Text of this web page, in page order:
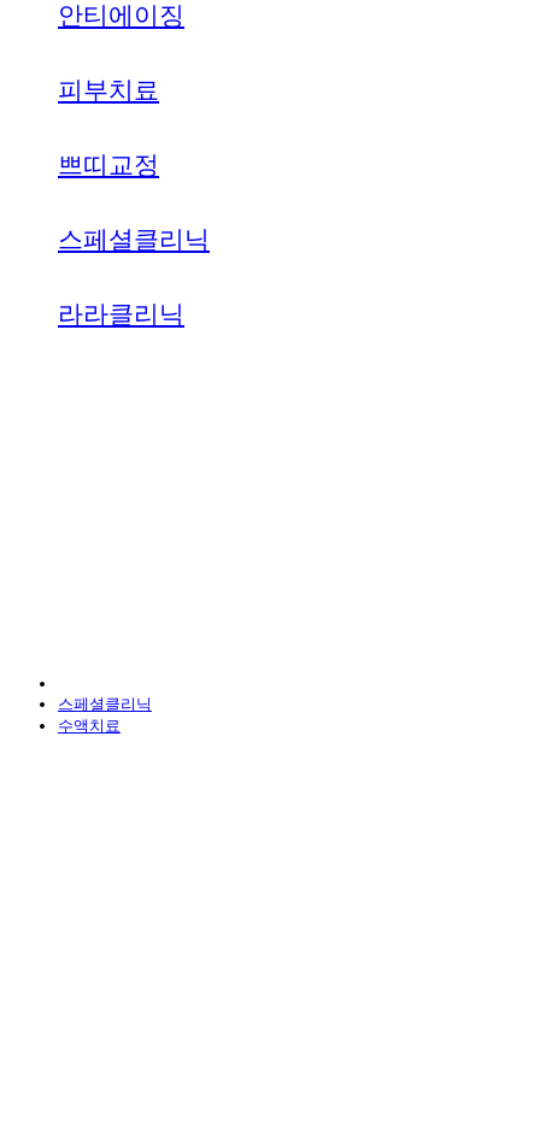
안티에이징
피부치료
쁘띠교정
스페셜클리닉
라라클리닉
스페셜클리닉
수액치료